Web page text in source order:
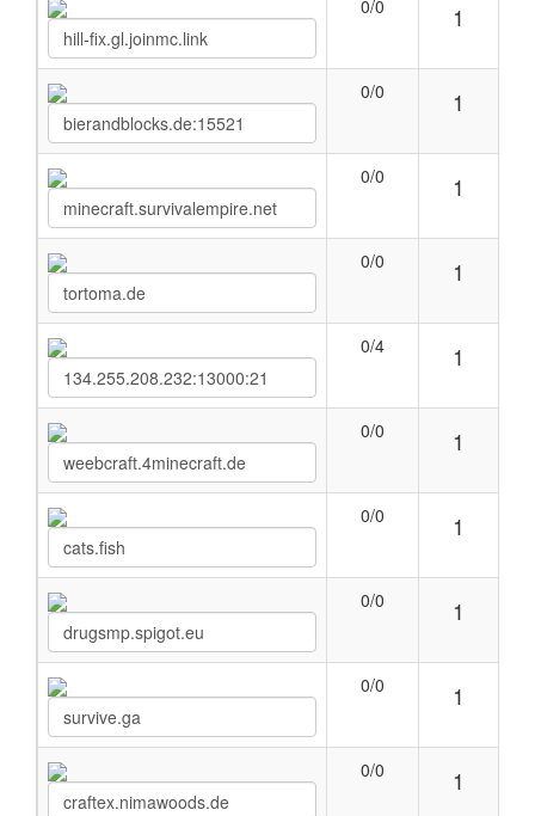
0/0 1
0/0 1
0/0 1
0/0 1
0/4 1
0/0 1
0/0 1
0/0 1
0/0 1
0/0 1